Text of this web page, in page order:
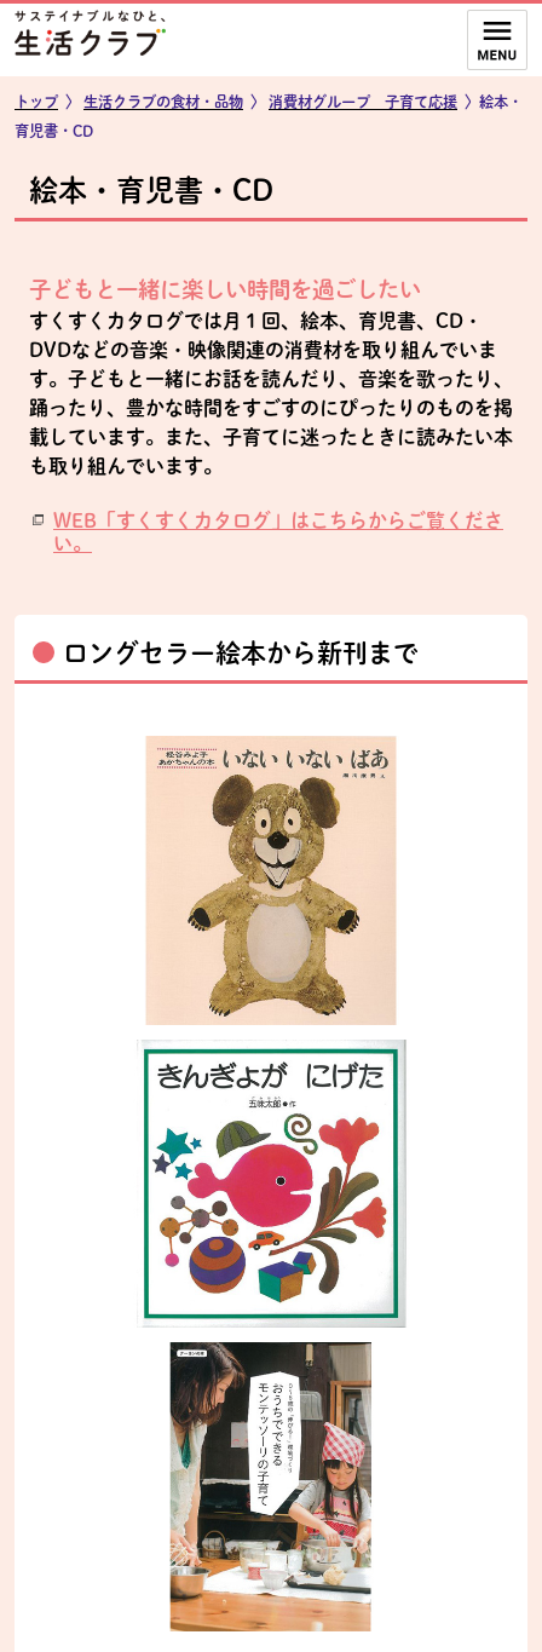
ページの先頭です。
本文へジャンプする。
トップ 〉 生活クラブの食材・品物 〉 消費材グループ 子育て応援 〉絵本・
育児書・CD
絵本・育児書・CD
子どもと一緒に楽しい時間を過ごしたい
すくすくカタログでは月１回、絵本、育児書、CD・
DVDなどの音楽・映像関連の消費材を取り組んでいま
す。子どもと一緒にお話を読んだり、音楽を歌ったり、
踊ったり、豊かな時間をすごすのにぴったりのものを掲
載しています。また、子育てに迷ったときに読みたい本
も取り組んでいます。
WEB「すくすくカタログ」はこちらからご覧くださ
い。
ロングセラー絵本から新刊まで